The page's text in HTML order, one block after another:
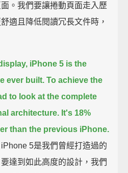
。我們要讓捲動頁面走入歷
適且降低閱讀冗長文件時，
iPhone 5 is the
ever built. To achieve the
to look at the complete
architecture. It's 18%
than the previous iPhone.
5是我們曾經打造過的
達到如此高度的設計，我們